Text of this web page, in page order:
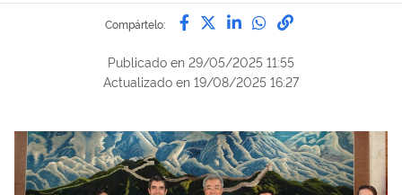
Compártelo: Compártelo por Facebook
Compártelo por Twitter
Compártelo por
Compártelo por
Enlace para
Publicado en 29/05/2025 11:55
Actualizado en 19/08/2025 16:27